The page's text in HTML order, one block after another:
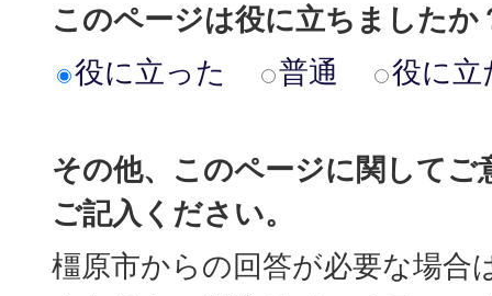
このページは役に立ちましたか
役に立った
普通 役に立
その他、このページに関してご
ご記入ください。
橿原市からの回答が必要な場合